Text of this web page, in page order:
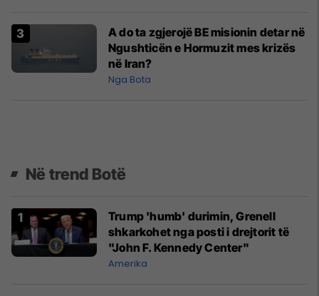
A do ta zgjerojë BE misionin detar në
Ngushticën e Hormuzit mes krizës
në Iran?
Nga Bota
Në trend Botë
Trump 'humb' durimin, Grenell
shkarkohet nga posti i drejtorit të
"John F. Kennedy Center"
Amerika